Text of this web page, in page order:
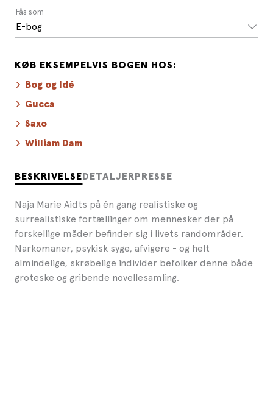
BESKRIVELSE DETALJER PRESSE
Naja Marie Aidts på én gang realistiske og
surrealistiske fortællinger om mennesker der på
forskellige måder befinder sig i livets randområder.
Narkomaner, psykisk syge, afvigere - og helt
almindelige, skrøbelige individer befolker denne både
groteske og gribende novellesamling.
Fås som
E-bog
KØB EKSEMPELVIS BOGEN HOS:
Bog og Idé
Gucca
Saxo
William Dam